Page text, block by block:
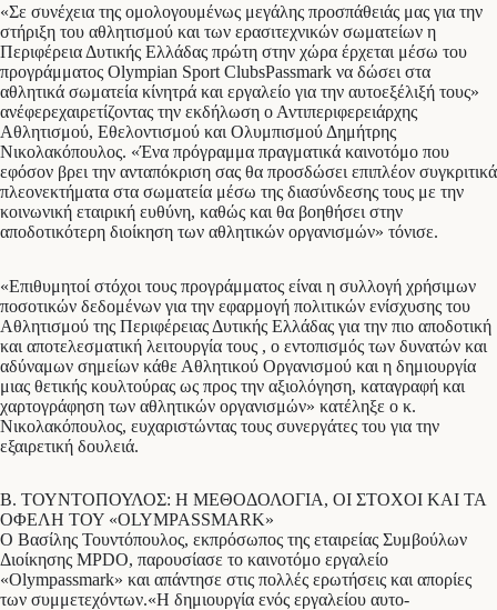
«Σε συνέχεια της ομολογουμένως μεγάλης προσπάθειάς μας για την
στήριξη του αθλητισμού και των ερασιτεχνικών σωματείων η
Περιφέρεια Δυτικής Ελλάδας πρώτη στην χώρα έρχεται μέσω του
προγράμματος Olympian Sport ClubsPassmark να δώσει στα
αθλητικά σωματεία κίνητρά και εργαλείο για την αυτοεξέλιξή τους»
ανέφερεχαιρετίζοντας την εκδήλωση ο Αντιπεριφερειάρχης
Αθλητισμού, Εθελοντισμού και Ολυμπισμού Δημήτρης
Νικολακόπουλος. «Ένα πρόγραμμα πραγματικά καινοτόμο που
εφόσον βρει την ανταπόκριση σας θα προσδώσει επιπλέον συγκριτικά
πλεονεκτήματα στα σωματεία μέσω της διασύνδεσης τους με την
κοινωνική εταιρική ευθύνη, καθώς και θα βοηθήσει στην
αποδοτικότερη διοίκηση των αθλητικών οργανισμών» τόνισε.
«Επιθυμητοί στόχοι τους προγράμματος είναι η συλλογή χρήσιμων
ποσοτικών δεδομένων για την εφαρμογή πολιτικών ενίσχυσης του
Αθλητισμού της Περιφέρειας Δυτικής Ελλάδας για την πιο αποδοτική
και αποτελεσματική λειτουργία τους , ο εντοπισμός των δυνατών και
αδύναμων σημείων κάθε Αθλητικού Οργανισμού και η δημιουργία
μιας θετικής κουλτούρας ως προς την αξιολόγηση, καταγραφή και
χαρτογράφηση των αθλητικών οργανισμών» κατέληξε ο κ.
Νικολακόπουλος, ευχαριστώντας τους συνεργάτες του για την
εξαιρετική δουλειά.
Β. ΤΟΥΝΤΟΠΟΥΛΟΣ: Η ΜΕΘΟΔΟΛΟΓΙΑ, ΟΙ ΣΤΟΧΟΙ ΚΑΙ ΤΑ
ΟΦΕΛΗ ΤΟΥ «OLYMPASSMARK»
Ο Βασίλης Τουντόπουλος, εκπρόσωπος της εταιρείας Συμβούλων
Διοίκησης MPDO, παρουσίασε το καινοτόμο εργαλείο
«Olympassmark» και απάντησε στις πολλές ερωτήσεις και απορίες
των συμμετεχόντων.«Η δημιουργία ενός εργαλείου αυτο-